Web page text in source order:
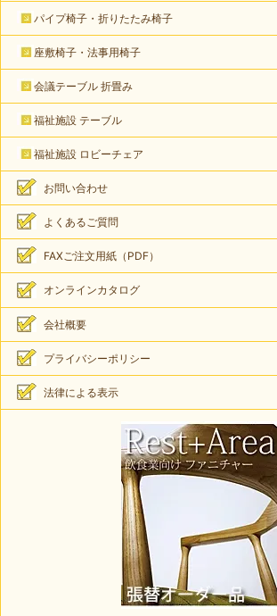
パイプ椅子・折りたたみ椅子
座敷椅子・法事用椅子
会議テーブル 折畳み
福祉施設 テーブル
福祉施設 ロビーチェア
お問い合わせ
よくあるご質問
FAXご注文用紙（PDF）
オンラインカタログ
会社概要
プライバシーポリシー
法律による表示